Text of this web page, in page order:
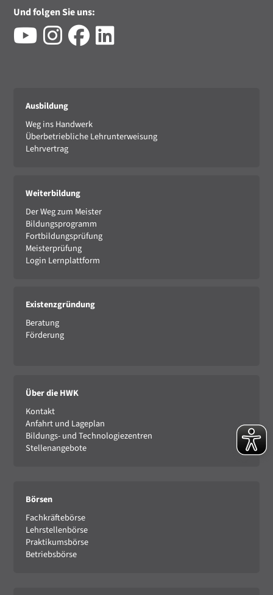
Und folgen Sie uns:
Ausbildung
Weg ins Handwerk
Überbetriebliche Lehrunterweisung
Lehrvertrag
Weiterbildung
Der Weg zum Meister
Bildungsprogramm
Fortbildungsprüfung
Meisterprüfung
Login Lernplattform
Existenzgründung
Beratung
Förderung
Über die HWK
Kontakt
Anfahrt und Lageplan
Bildungs- und Technologiezentren
Stellenangebote
Börsen
Fachkräftebörse
Lehrstellenbörse
Praktikumsbörse
Betriebsbörse